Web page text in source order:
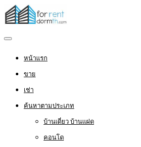
หน้าแรก
ขาย
เช่า
ค้นหาตามประเภท
บ้านเดี่ยว บ้านแฝด
คอนโด